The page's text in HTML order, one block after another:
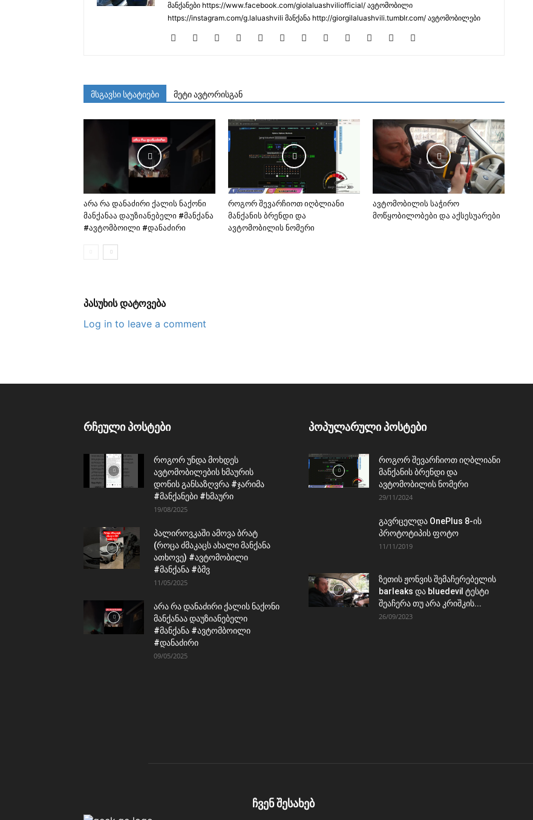
მანქანები https://www.facebook.com/giolaluashviliofficial/ ავტომობილი
https://instagram.com/g.laluashvili მანქანა http://giorgilaluashvili.tumblr.com/ ავტომობილები
მსგავსი სტატიები მეტი ავტორისგან
არა რა დანაძირი ქალის ნაქონი
მანქანაა დაუზიანებელი #მანქანა
#ავტომბოილი #დანაძირი
როგორ შევარჩიოთ იღბლიანი
მანქანის ბრენდი და
ავტომობილის ნომერი
ავტომობილის საჭირო
მოწყობილობები და აქსესუარები
პასუხის დატოვება
Log in to leave a comment
რჩეული პოსტები
როგორ უნდა მოხდეს
ავტომობილების ხმაურის
დონის განსაზღვრა #ჯარიმა
#მანქანები #ხმაური
19/08/2025
პალიროვკაში ამოვა ბრატ
(როცა ძმაკაცს ახალი მანქანა
ათხოვე) #ავტომობილი
#მანქანა #ბმვ
11/05/2025
არა რა დანაძირი ქალის ნაქონი
მანქანაა დაუზიანებელი
#მანქანა #ავტომბოილი
#დანაძირი
09/05/2025
პოპულარული პოსტები
როგორ შევარჩიოთ იღბლიანი
მანქანის ბრენდი და
ავტომობილის ნომერი
29/11/2024
გავრცელდა OnePlus 8-ის
პროტოტიპის ფოტო
11/11/2019
ზეთის ჟონვის შემაჩერებელის
barleaks და bluedevil ტესტი
შეაჩერა თუ არა კრიშკის...
26/09/2023
ჩვენ შესახებ